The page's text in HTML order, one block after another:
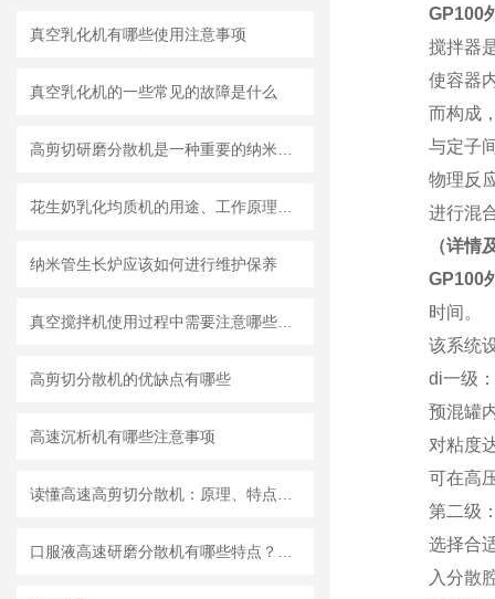
真空乳化机有哪些使用注意事项
真空乳化机的一些常见的故障是什么
纳米管生长炉应该如何进行维护保养
高剪切分散机的优缺点有哪些
高速沉析机有哪些注意事项
GP100
搅拌器
使容器
而构成
与定子
物理反
进行混
（详情
GP100
时间。
该系统
di一级：
预混罐
对粘度
可在高
第二级
选择合
入分散